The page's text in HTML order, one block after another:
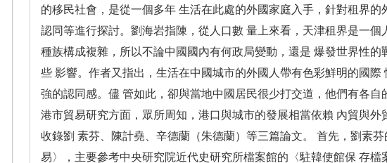
的移民社會，是從一個多年 生活在此處的外國家庭入手，針對租界
認同等進行探討。劉海岩指陳，從人口數 量上來看，天津租界是一個
種族構成複雜，所以不論中國國內有何政局變動，還是 爆發世界性
些 影響。作者又指出，生活在中國城市的外國人帶有色彩鮮明的國
強的認同感。儘 管如此，卻與當地中國居民很少打交道，他們有各
港市貿易研究方面，眾所周知，港口與城市的發展相當依賴 內貿與
收錄劉 素芬、陳計堯、辛德蘭（朱德蘭）等三篇論文。 首先，劉素
易〉，主要參考中央研究院近代史研究所檔案館的〈駐韓使館保 存